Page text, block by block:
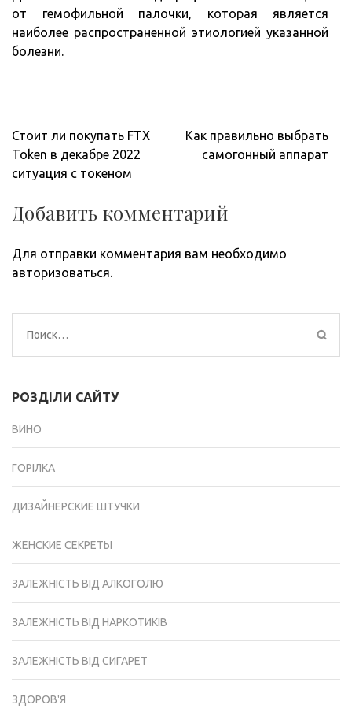
от гемофильной палочки, которая является
наиболее распространенной этиологией указанной
болезни.
Навигация
по
записям
Стоит ли покупать FTX
Token в декабре 2022
ситуация с токеном
Как правильно выбрать
самогонный аппарат
Добавить комментарий
Для отправки комментария вам необходимо
авторизоваться.
Найти:
РОЗДІЛИ САЙТУ
ВИНО
ГОРІЛКА
ДИЗАЙНЕРСКИЕ ШТУЧКИ
ЖЕНСКИЕ СЕКРЕТЫ
ЗАЛЕЖНІСТЬ ВІД АЛКОГОЛЮ
ЗАЛЕЖНІСТЬ ВІД НАРКОТИКІВ
ЗАЛЕЖНІСТЬ ВІД СИГАРЕТ
ЗДОРОВ'Я